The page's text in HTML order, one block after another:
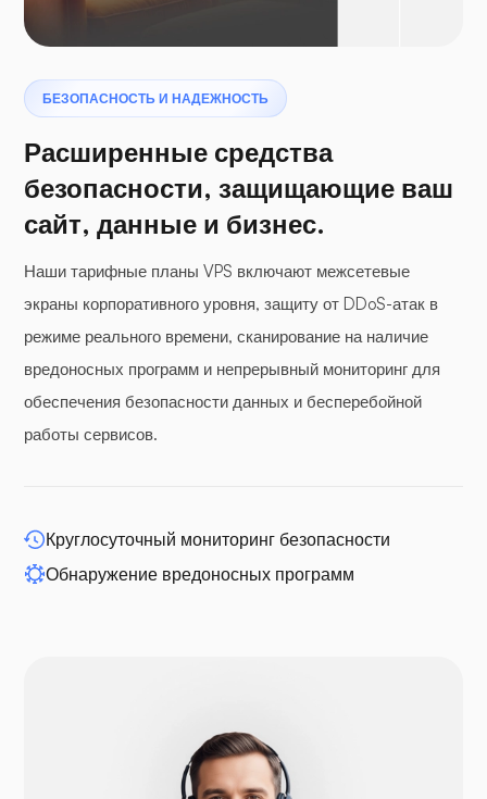
Буферная панель
WP-расширение
БЕЗОПАСНОСТЬ И НАДЕЖНОСТЬ
Расширенные средства
безопасности, защищающие ваш
сайт, данные и бизнес.
Наши тарифные планы VPS включают межсетевые
экраны корпоративного уровня, защиту от DDoS-атак в
режиме реального времени, сканирование на наличие
вредоносных программ и непрерывный мониторинг для
обеспечения безопасности данных и бесперебойной
работы сервисов.
Круглосуточный мониторинг безопасности
Обнаружение вредоносных программ